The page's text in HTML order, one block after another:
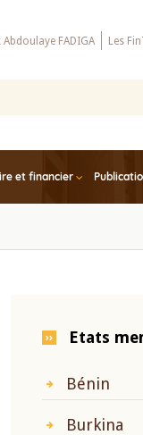
Abdoulaye FADIGA Les
et financier
Etats
Bénin
Burkina